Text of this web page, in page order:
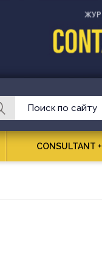
CONSULTANT +